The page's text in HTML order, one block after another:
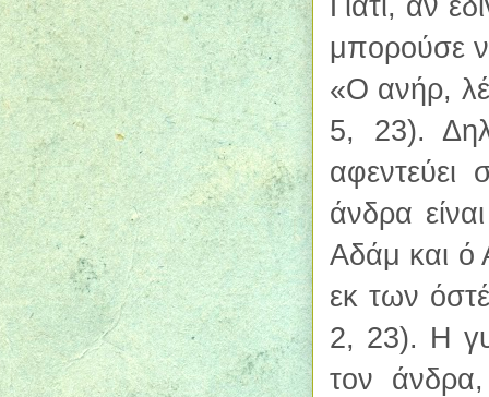
μπορούσε
«Ο ανήρ,
5, 23).
αφεντεύει
άνδρα
Αδάμ και ό
εκ των
2, 23). Η
τον